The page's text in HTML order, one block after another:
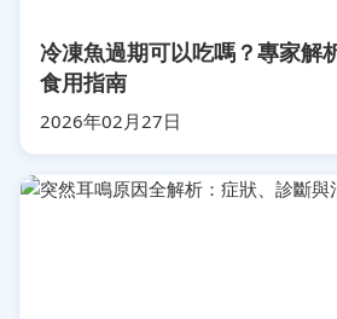
冷凍魚過期可以吃嗎？專家解
食用指南
2026年02月27日